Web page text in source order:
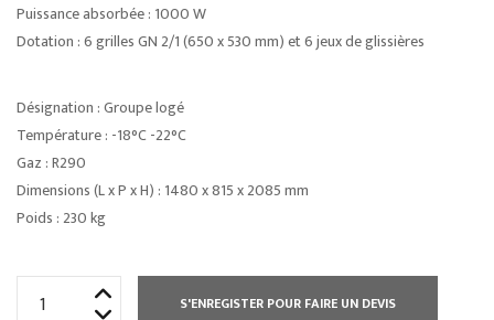
Puissance absorbée : 1000 W
Dotation : 6 grilles GN 2/1 (650 x 530 mm) et 6 jeux de glissières
Désignation : Groupe logé
Température : -18°C -22°C
Gaz : R290
Dimensions (L x P x H) : 1480 x 815 x 2085 mm
Poids : 230 kg
S'ENREGISTER POUR FAIRE UN DEVIS